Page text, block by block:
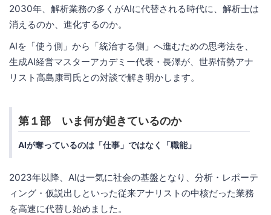
2030年、解析業務の多くがAIに代替される時代に、解析士は
消えるのか、進化するのか。
AIを「使う側」から「統治する側」へ進むための思考法を、
生成AI経営マスターアカデミー代表・長澤が、世界情勢アナ
リスト高島康司氏との対談で解き明かします。
第１部 いま何が起きているのか
AIが奪っているのは「仕事」ではなく「職能」
2023年以降、AIは一気に社会の基盤となり、分析・レポーテ
ィング・仮説出しといった従来アナリストの中核だった業務
を高速に代替し始めました。